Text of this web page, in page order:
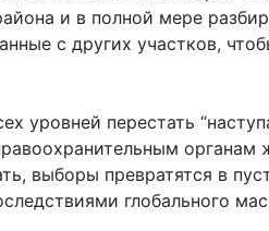
и в полной мере
с других участков,
уровней перестать
выборы превратятся в
глобального